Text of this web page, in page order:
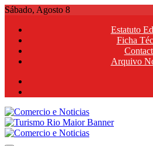
Skip
content
Sábado, Agosto 8
Estatuto
Ficha
Arquivo
Comercio e Noticias
Notícias e Publicidade Online